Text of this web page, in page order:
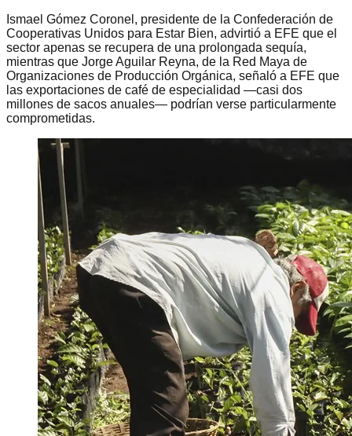
Ismael Gómez Coronel, presidente de la Confederación de
Cooperativas Unidos para Estar Bien, advirtió a EFE que el
sector apenas se recupera de una prolongada sequía,
mientras que Jorge Aguilar Reyna, de la Red Maya de
Organizaciones de Producción Orgánica, señaló a EFE que
las exportaciones de café de especialidad —casi dos
millones de sacos anuales— podrían verse particularmente
comprometidas.